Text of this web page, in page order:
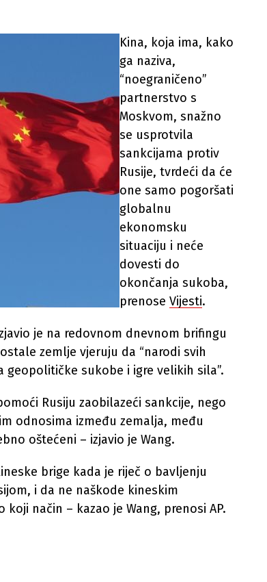
Kina, koja ima, kako
ga naziva,
“noegraničeno”
partnerstvo s
Moskvom, snažno
se usprotvila
sankcijama protiv
Rusije, tvrdeći da će
one samo pogoršati
globalnu
ekonomsku
situaciju i neće
dovesti do
okončanja sukoba,
prenose Vijesti.
je na redovnom dnevnom brifingu
zemlje vjeruju da “narodi svih
geopolitičke sukobe i igre velikih sila”.
Rusiju zaobilazeći sankcije, nego
odnosima između zemalja, među
oštećeni – izjavio je Wang.
brige kada je riječ o bavljenju
i da ne naškode kineskim
način – kazao je Wang, prenosi AP.